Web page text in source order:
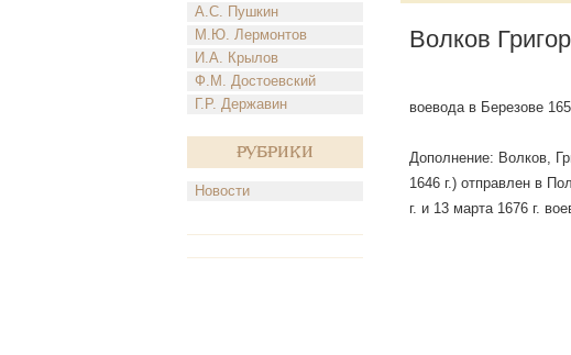
А.С. Пушкин
М.Ю. Лермонтов
И.А. Крылов
Ф.М. Достоевский
Г.Р. Державин
Рубрики
Новости
Волков
воевода в Березове
Дополнение: Волков,
1646 г.) отправлен в
г. и 13 марта 1676 г.